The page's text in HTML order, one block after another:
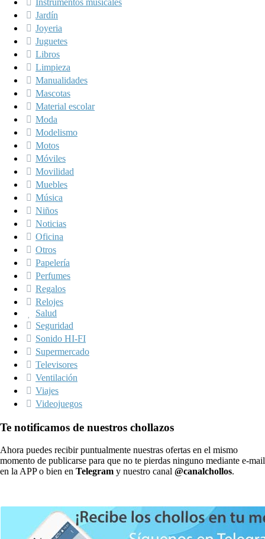
Jardín
Joyeria
Juguetes
Libros
Limpieza
Manualidades
Mascotas
Material escolar
Moda
Modelismo
Motos
Móviles
Movilidad
Muebles
Música
Niños
Noticias
Oficina
Otros
Papelería
Perfumes
Regalos
Relojes
Salud
Seguridad
Sonido HI-FI
Supermercado
Televisores
Ventilación
Viajes
Videojuegos
Te notificamos de nuestros chollazos
Ahora puedes recibir puntualmente nuestras ofertas en el mismo
momento de publicarse para que no te pierdas ninguno mediante e-mail
en la APP o bien en Telegram y nuestro canal @canalchollos.